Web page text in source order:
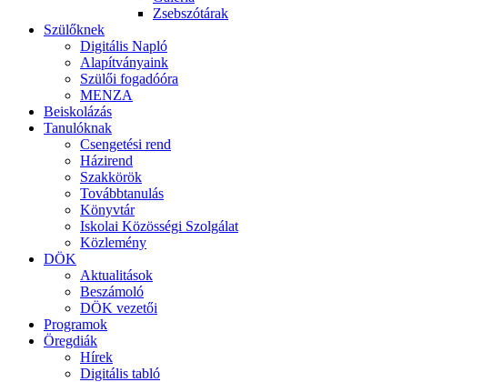
Zsebszótárak
Szülőknek
Digitális Napló
Alapítványaink
Szülői fogadóóra
MENZA
Beiskolázás
Tanulóknak
Csengetési rend
Házirend
Szakkörök
Továbbtanulás
Könyvtár
Iskolai Közösségi Szolgálat
Közlemény
DÖK
Aktualitások
Beszámoló
DÖK vezetői
Programok
Öregdiák
Hírek
Digitális tabló